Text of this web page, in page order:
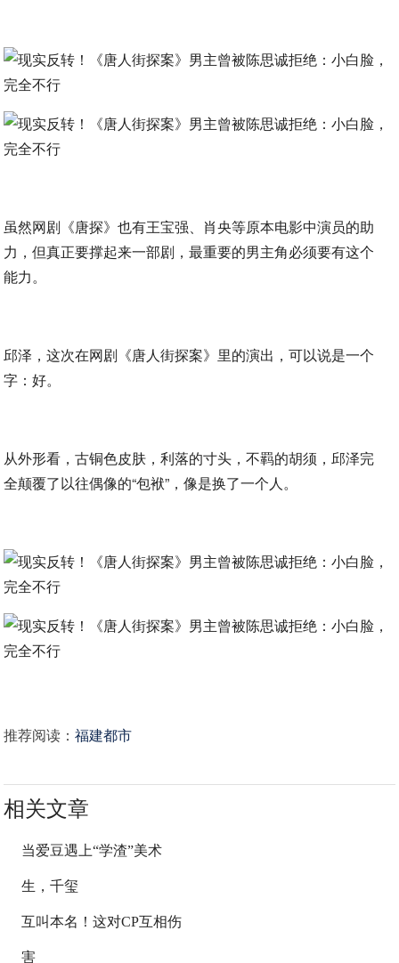
虽然网剧《唐探》也有王宝强、肖央等原本电影中演员的助
力，但真正要撑起来一部剧，最重要的男主角必须要有这个
能力。
邱泽，这次在网剧《唐人街探案》里的演出，可以说是一个
字：好。
从外形看，古铜色皮肤，利落的寸头，不羁的胡须，邱泽完
全颠覆了以往偶像的“包袱”，像是换了一个人。
推荐阅读：福建都市
相关文章
当爱豆遇上“学渣”美术
生，千玺
互叫本名！这对CP互相伤
害